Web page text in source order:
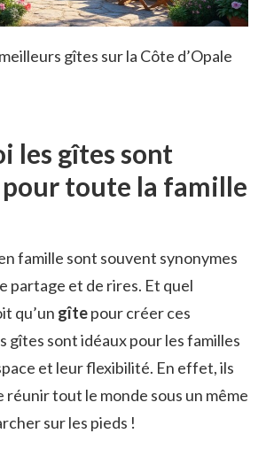
gîtes sur la Côte d’Opale
les gîtes sont
toute la famille
famille sont souvent synonymes
partage et de rires. Et quel
qu’un gîtepour créer ces
gîtes sont idéaux pour les familles
et leur flexibilité. En effet, ils
tout le monde sous un même
sur les pieds !